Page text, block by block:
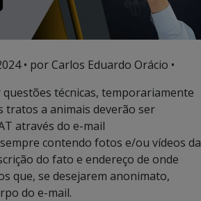
• por Carlos Eduardo Orácio •
técnicas, temporariamente
tratos a animais deverão ser
através do e-mail
contendo fotos e/ou vídeos da
do fato e endereço de onde
que, se desejarem anonimato,
do e-mail.